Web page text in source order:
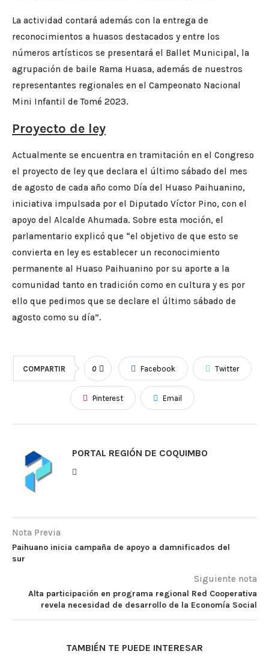
La actividad contará además con la entrega de
reconocimientos a huasos destacados y entre los
números artísticos se presentará el Ballet Municipal, la
agrupación de baile Rama Huasa, además de nuestros
representantes regionales en el Campeonato Nacional
Mini Infantil de Tomé 2023.
Proyecto de ley
Actualmente se encuentra en tramitación en el Congreso
el proyecto de ley que declara el último sábado del mes
de agosto de cada año como Día del Huaso Paihuanino,
iniciativa impulsada por el Diputado Víctor Pino, con el
apoyo del Alcalde Ahumada. Sobre esta moción, el
parlamentario explicó que “el objetivo de que esto se
convierta en ley es establecer un reconocimiento
permanente al Huaso Paihuanino por su aporte a la
comunidad tanto en tradición como en cultura y es por
ello que pedimos que se declare el último sábado de
agosto como su día”.
COMPARTIR 0 Facebook Twitter
Pinterest Email
PORTAL REGIÓN DE COQUIMBO
Nota Previa
Paihuano inicia campaña de apoyo a damnificados del
sur
Siguiente nota
Alta participación en programa regional Red Cooperativa
revela necesidad de desarrollo de la Economía Social
TAMBIÉN TE PUEDE INTERESAR